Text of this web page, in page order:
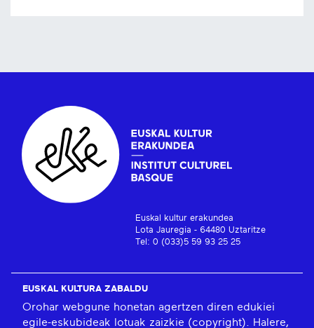
Euskal kultur erakundea
Lota Jauregia - 64480 Uztaritze
Tel: 0 (033)5 59 93 25 25
EUSKAL KULTURA ZABALDU
Orohar webgune honetan agertzen diren edukiei
egile-eskubideak lotuak zaizkie (copyright). Halere,